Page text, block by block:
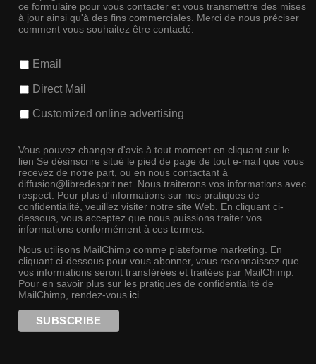
ce formulaire pour vous contacter et vous transmettre des mises
à jour ainsi qu'à des fins commerciales. Merci de nous préciser
comment vous souhaitez être contacté:
Email
Direct Mail
Customized online advertising
Vous pouvez changer d'avis à tout moment en cliquant sur le
lien Se désinscrire situé le pied de page de tout e-mail que vous
recevez de notre part, ou en nous contactant à
diffusion@libredesprit.net. Nous traiterons vos informations avec
respect. Pour plus d'informations sur nos pratiques de
confidentialité, veuillez visiter notre site Web. En cliquant ci-
dessous, vous acceptez que nous puissions traiter vos
informations conformément à ces termes.
Nous utilisons MailChimp comme plateforme marketing. En
cliquant ci-dessous pour vous abonner, vous reconnaissez que
vos informations seront transférées et traitées par MailChimp.
Pour en savoir plus sur les pratiques de confidentialité de
MailChimp, rendez-vous ici.